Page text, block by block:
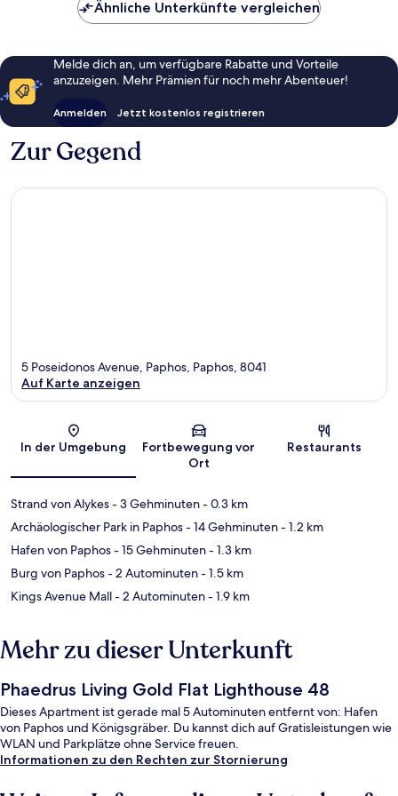
Ähnliche Unterkünfte vergleichen
Melde dich an, um verfügbare Rabatte und Vorteile
anzuzeigen. Mehr Prämien für noch mehr Abenteuer!
Anmelden Jetzt kostenlos registrieren
Zur Gegend
Karte
5 Poseidonos Avenue, Paphos, Paphos, 8041
Auf Karte anzeigen
In der Umgebung
Fortbewegung vor
Ort
Restaurants
Strand von Alykes- 3 Gehminuten- 0.3 km
Archäologischer Park in Paphos- 14 Gehminuten- 1.2 km
Hafen von Paphos- 15 Gehminuten- 1.3 km
Burg von Paphos- 2 Autominuten- 1.5 km
Kings Avenue Mall- 2 Autominuten- 1.9 km
Mehr zu dieser Unterkunft
Phaedrus Living Gold Flat Lighthouse 48
Dieses Apartment ist gerade mal 5 Autominuten entfernt von: Hafen
von Paphos und Königsgräber. Du kannst dich auf Gratisleistungen wie
WLAN und Parkplätze ohne Service freuen.
Informationen zu den Rechten zur Stornierung